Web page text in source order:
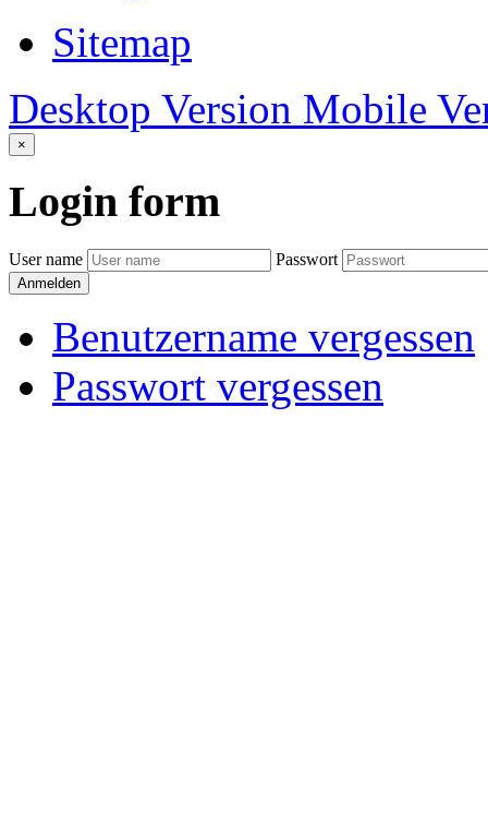
Sitemap
Desktop Version Mobile
×
Login form
User name Passwort
Anmelden
Benutzername vergessen
Passwort vergessen